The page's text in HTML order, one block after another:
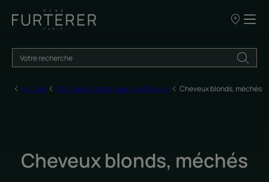
NOS
VENTE
Accueil Tous les produits pour vos cheveux Cheveux blonds, méchés
Cheveux blonds, méchés